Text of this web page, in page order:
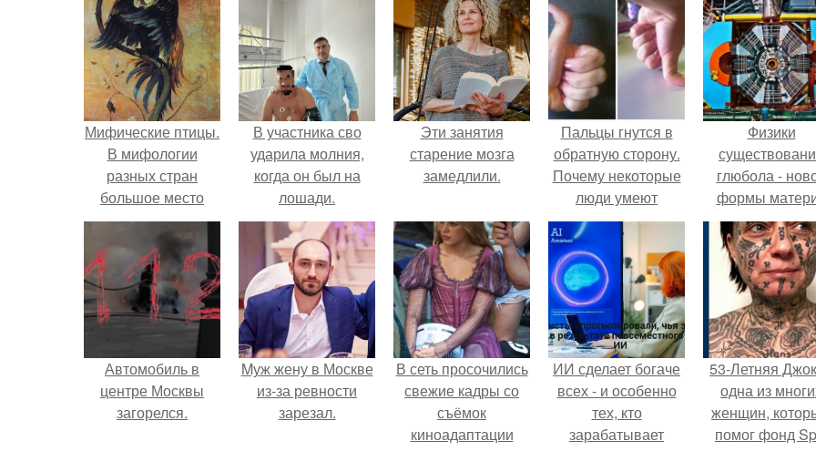
Мифические птицы.
В мифологии
разных стран
большое место
занимают образы
В участника сво
ударила молния,
когда он был на
лошади.
Эти занятия
старение мозга
замедлили.
Пальцы гнутся в
обратную сторону.
Почему некоторые
люди умеют
выгибать палец в
обратную сторону?
Физики
глюбола -
формы
Автомобиль в
центре Москвы
загорелся.
Mуж жену в Москве
из-за ревности
зарезал.
В сеть просочились
свежие кадры со
съёмок
киноадаптации
ИИ сделает богаче
всех - и особенно
тех, кто
зарабатывает
53-Летняя
одна из
женщин,
помог фонд